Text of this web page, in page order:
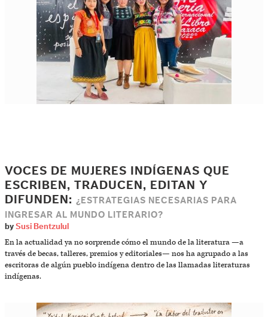
VOCES DE MUJERES INDÍGENAS QUE
ESCRIBEN, TRADUCEN, EDITAN Y
DIFUNDEN: ¿ESTRATEGIAS NECESARIAS PARA
INGRESAR AL MUNDO LITERARIO?
by Susi Bentzulul
En la actualidad ya no sorprende cómo el mundo de la literatura —a
través de becas, talleres, premios y editoriales— nos ha agrupado a las
escritoras de algún pueblo indígena dentro de las llamadas literaturas
indígenas.